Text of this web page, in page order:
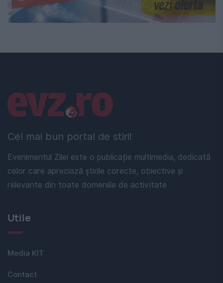
Cel mai bun portal de stiri!
Evenimentul Zilei este o publicație multimedia, dedicată
celor care apreciază știrile corecte, obiective și
relevante din toate domeniile de activitate
Linkuri utile
Utile
Media KIT
Contact